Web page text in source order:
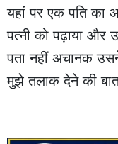
यहां पर एक पति का
पत्नी को पढ़ाया और
पता नहीं अचानक
मुझे तलाक देने की